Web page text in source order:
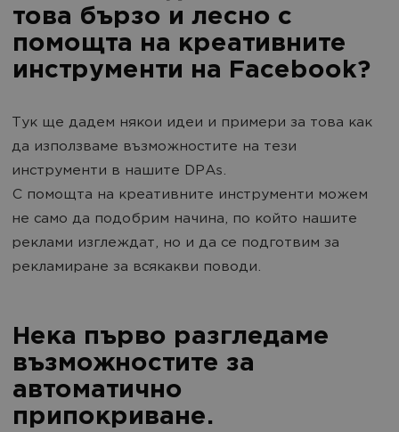
това бързо и лесно с
помощта на креативните
инструменти на Facebook?
Тук ще дадем някои идеи и примери за това как
да използваме възможностите на тези
инструменти в нашите DPAs.
С помощта на креативните инструменти можем
не само да подобрим начина, по който нашите
реклами изглеждат, но и да се подготвим за
рекламиране за всякакви поводи.
Нека първо разгледаме
възможностите за
автоматично
припокриване.